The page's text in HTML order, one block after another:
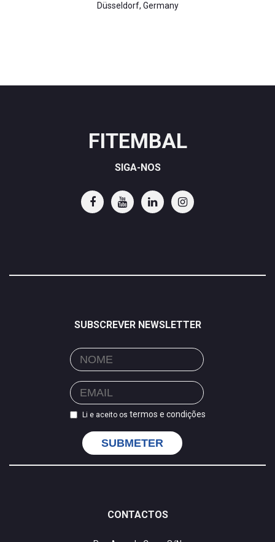
Düsseldorf, Germany
FITEMBAL
SIGA-NOS
SUBSCREVER NEWSLETTER
Li e aceito os termos e condições
SUBMETER
CONTACTOS